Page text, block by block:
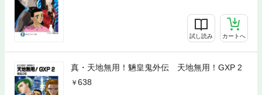
試し読み カートへ
真・天地無用！魎皇鬼外伝 天地無用！GXP 2
638